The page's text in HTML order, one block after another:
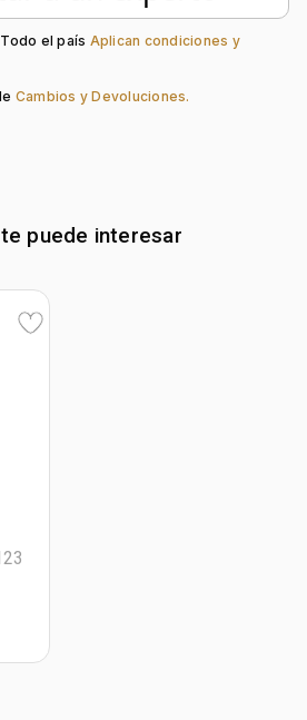
Clip
el país Aplican condiciones y
Cambios y Devoluciones.
puede interesar